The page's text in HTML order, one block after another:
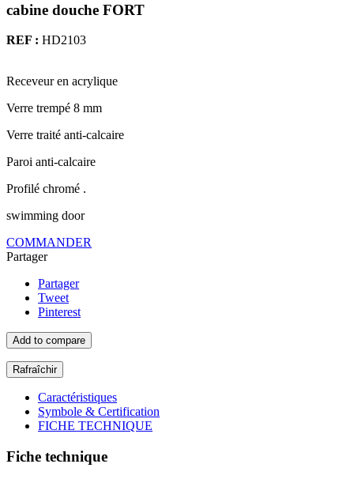
cabine douche FORT
REF : HD2103
Receveur en acrylique
Verre trempé 8 mm
Verre traité anti-calcaire
Paroi anti-calcaire
Profilé chromé .
swimming door
COMMANDER
Partager
Partager
Tweet
Pinterest
Add to compare
Caractéristiques
Symbole & Certification
FICHE TECHNIQUE
Fiche technique